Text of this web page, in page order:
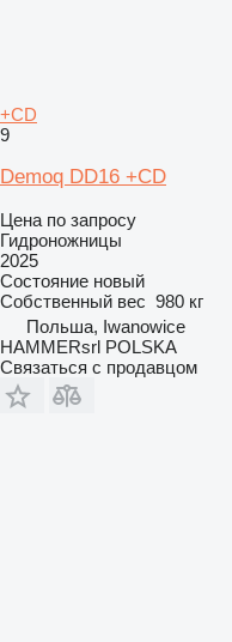
+CD
9
Demoq DD16 +CD
Цена по запросу
Гидроножницы
2025
Состояние новый
Собственный вес 980 кг
Польша, Iwanowice
HAMMERsrl POLSKA
Связаться с продавцом